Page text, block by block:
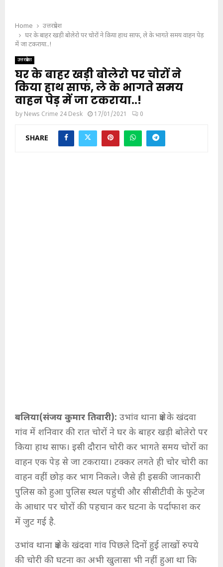
Home
उत्तरप्रदेश
घर के बाहर खड़ी बोलेरो पर चोरों ने किया हाथ साफ, ले के भागते समय वाहन पेड़
में जा टकराया..!
उत्तरप्रदेश
घर के बाहर खड़ी बोलेरो पर चोरों ने
किया हाथ साफ, ले के भागते समय
वाहन पेड़ में जा टकराया..!
by News Crime 24 Desk 17/01/2021 0
SHARE
बलिया(संजय कुमार तिवारी): उभांव थाना क्षेत्र के खंदवा
गांव में शनिवार की रात चोरों ने घर के बाहर खड़ी बोलेरो पर
किया हाथ साफ। इसी दौरान चोरी कर भागते समय चोरों का
वाहन एक पेड़ से जा टकराया। टक्कर लगते ही चोर चोरी का
वाहन वहीं छोड़ कर भाग निकले। जैसे ही इसकी जानकारी
पुलिस को हुआ पुलिस स्थल पहुंची और सीसीटीवी के फुटेज
के आधार पर चोरों की पहचान कर घटना के पर्दाफाश कर
में जुट गई है.
उभांव थाना क्षेत्र के खंदवा गांव पिछले दिनों हुई लाखों रुपये
की चोरी की घटना का अभी खुलासा भी नहीं हुआ था कि